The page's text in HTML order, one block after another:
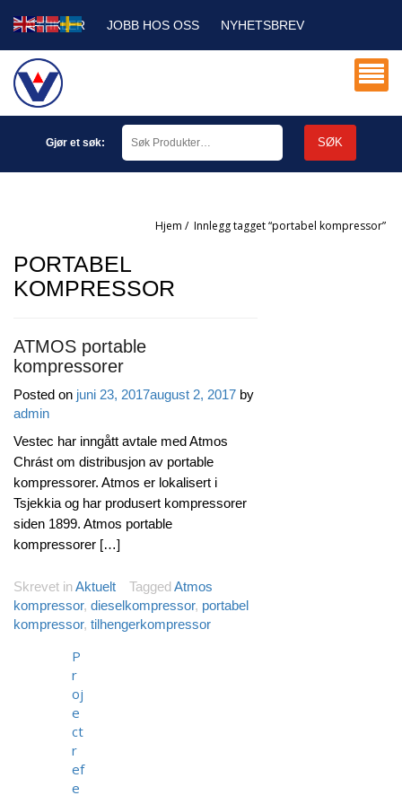
ARTIKLER JOBB HOS OSS NYHETSBREV
SERVICE DB
Gjør et søk: SØK
Hjem / innlegg tagget “portabel kompressor”
PORTABEL
KOMPRESSOR
ATMOS portable
kompressorer
Posted on juni 23, 2017august 2, 2017 by
admin
Vestec har inngått avtale med Atmos
Chrást om distribusjon av portable
kompressorer. Atmos er lokalisert i
Tsjekkia og har produsert kompressorer
siden 1899. Atmos portable
kompressorer […]
Skrevet inAktuelt Tagged Atmos
kompressor, dieselkompressor, portabel
kompressor, tilhengerkompressor
P
r
oj
e
ct
r
ef
e